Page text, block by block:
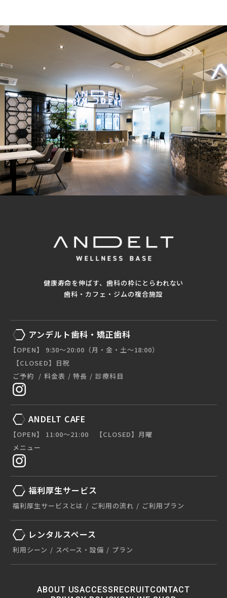
健康寿命を伸ばす、歯科の枠にとらわれない
歯科・カフェ・ジムの複合施設
アンデルト歯科・矯正歯科
【OPEN】 9:30〜20:00（月・金・土〜18:00）
【CLOSED】日祝
ご予約
料金表 特長 診療科目
ANDELT CAFE
【OPEN】 11:00〜21:00 【CLOSED】月曜
メニュー
福利厚生サービス
福利厚生サービスとは ご利用の流れ ご利用プラン
レンタルスペース
利用シーン スペース・設備 プラン
ABOUT USACCESS RECRUITCONTACT